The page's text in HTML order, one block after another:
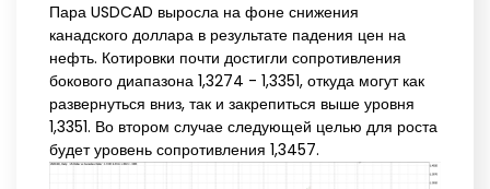
Пара USDCAD выросла на фоне снижения
канадского доллара в результате падения цен на
нефть. Котировки почти достигли сопротивления
бокового диапазона 1,3274 - 1,3351, откуда могут как
развернуться вниз, так и закрепиться выше уровня
1,3351. Во втором случае следующей целью для роста
будет уровень сопротивления 1,3457.